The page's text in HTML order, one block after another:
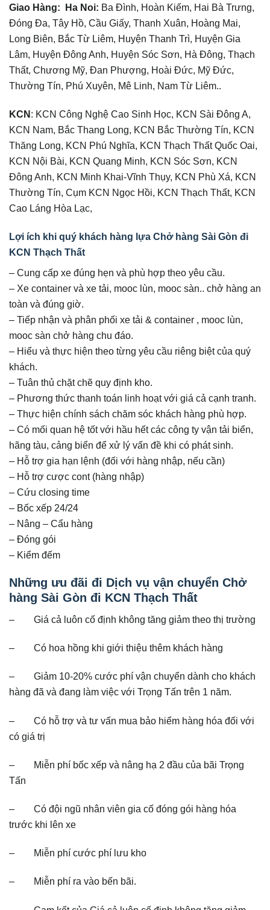
Giao Hàng: Ha Noi: Ba Đình, Hoàn Kiếm, Hai Bà Trưng,
Đóng Đa, Tây Hồ, Cầu Giấy, Thanh Xuân, Hoàng Mai,
Long Biên, Bắc Từ Liêm, Huyện Thanh Trì, Huyện Gia
Lâm, Huyện Đông Anh, Huyện Sóc Sơn, Hà Đông, Thạch
Thất, Chương Mỹ, Đan Phượng, Hoài Đức, Mỹ Đức,
Thường Tín, Phú Xuyên, Mê Linh, Nam Từ Liêm..
KCN: KCN Công Nghệ Cao Sinh Học, KCN Sài Đông A,
KCN Nam, Bắc Thang Long, KCN Bắc Thường Tín, KCN
Thăng Long, KCN Phú Nghĩa, KCN Thạch Thất Quốc Oai,
KCN Nội Bài, KCN Quang Minh, KCN Sóc Sơn, KCN
Đông Anh, KCN Minh Khai-Vĩnh Thụy, KCN Phù Xá, KCN
Thường Tín, Cụm KCN Ngọc Hồi, KCN Thạch Thất, KCN
Cao Láng Hòa Lạc,
Lợi ích khi quý khách hàng lựa Chở hàng Sài Gòn đi
KCN Thạch Thất
– Cung cấp xe đúng hẹn và phù hợp theo yêu cầu.
– Xe container và xe tải, mooc lùn, mooc sàn.. chở hàng an
toàn và đúng giờ.
– Tiếp nhận và phân phối xe tải & container , mooc lùn,
mooc sàn chở hàng chu đáo.
– Hiểu và thực hiện theo từng yêu cầu riêng biệt của quý
khách.
– Tuân thủ chặt chẽ quy định kho.
– Phương thức thanh toán linh hoạt với giá cả cạnh tranh.
– Thực hiện chính sách chăm sóc khách hàng phù hợp.
– Có mối quan hệ tốt với hầu hết các công ty vận tải biển,
hãng tàu, cảng biển để xử lý vấn đề khi có phát sinh.
– Hỗ trợ gia hạn lệnh (đối với hàng nhập, nếu cần)
– Hỗ trợ cược cont (hàng nhập)
– Cứu closing time
– Bốc xếp 24/24
– Nâng – Cẩu hàng
– Đóng gói
– Kiểm đếm
Những ưu đãi đi Dịch vụ vận chuyển Chở
hàng Sài Gòn đi KCN Thạch Thất
– Giá cả luôn cố định không tăng giảm theo thị trường
– Có hoa hồng khi giới thiệu thêm khách hàng
– Giảm 10-20% cước phí vận chuyển dành cho khách
hàng đã và đang làm việc với Trọng Tấn trên 1 năm.
– Có hỗ trợ và tư vấn mua bảo hiểm hàng hóa đối với
có giá trị
– Miễn phí bốc xếp và nâng hạ 2 đầu của bãi Trọng
Tấn
– Có đội ngũ nhân viên gia cố đóng gói hàng hóa
trước khi lên xe
– Miễn phí cước phí lưu kho
– Miễn phí ra vào bến bãi.